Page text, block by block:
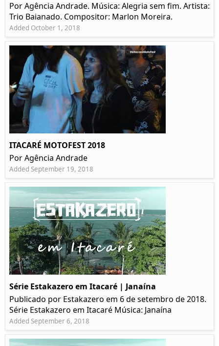
Por Agência Andrade. Música: Alegria sem fim. Artista:
Trio Baianado. Compositor: Marlon Moreira.
Added October 1, 2018
ITACARÉ MOTOFEST 2018
Por Agência Andrade
Added September 19, 2018
Série Estakazero em Itacaré | Janaína
Publicado por Estakazero em 6 de setembro de 2018.
Série Estakazero em Itacaré Música: Janaína
Added September 6, 2018